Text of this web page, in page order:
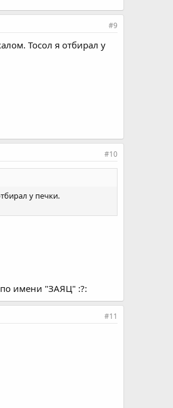
#9
Тосол я отбирал у
#10
у печки.
по имени "ЗАЯЦ" :?:
#11